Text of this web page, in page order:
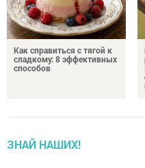
Как справиться с тягой к
сладкому: 8 эффективных
способов
ЗНАЙ НАШИХ!